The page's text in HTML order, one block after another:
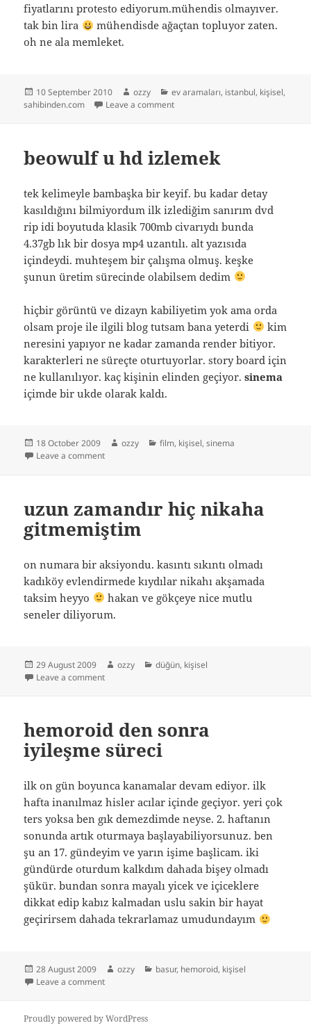
fiyatlarını protesto ediyorum.mühendis olmayıver.
tak bin lira
mühendisde ağaçtan topluyor zaten.
oh ne ala memleket.
Posted
on
10 September 2010 Author
ozzy Categories
ev aramaları, istanbul, kişisel,
sahibinden.com
Leave a commenton Günlerdir ev arıyorum
beowulf u hd izlemek
tek kelimeyle bambaşka bir keyif. bu kadar detay
kasıldığını bilmiyordum ilk izlediğim sanırım dvd
rip idi boyutuda klasik 700mb civarıydı bunda
4.37gb lık bir dosya mp4 uzantılı. alt yazısıda
içindeydi. muhteşem bir çalışma olmuş. keşke
şunun üretim sürecinde olabilsem dedim
hiçbir görüntü ve dizayn kabiliyetim yok ama orda
olsam proje ile ilgili blog tutsam bana yeterdi
kim
neresini yapıyor ne kadar zamanda render bitiyor.
karakterleri ne süreçte oturtuyorlar. story board için
ne kullanılıyor. kaç kişinin elinden geçiyor.sinema
içimde bir ukde olarak kaldı.
Posted
on
18 October 2009 Author
ozzy Categories
film, kişisel,sinema
Leave a commenton beowulf u hd izlemek
uzun zamandır hiç nikaha
gitmemiştim
on numara bir aksiyondu. kasıntı sıkıntı olmadı
kadıköy evlendirmede kıydılar nikahı akşamada
taksim heyyo
hakan ve gökçeye nice mutlu
seneler diliyorum.
Posted
on
29 August 2009 Author
ozzy Categories
düğün, kişisel
Leave a commenton uzun zamandır hiç nikaha gitmemiştim
hemoroid den sonra
iyileşme süreci
ilk on gün boyunca kanamalar devam ediyor. ilk
hafta inanılmaz hisler acılar içinde geçiyor. yeri çok
ters yoksa ben gık demezdimde neyse. 2. haftanın
sonunda artık oturmaya başlayabiliyorsunuz. ben
şu an 17. gündeyim ve yarın işime başlicam. iki
gündürde oturdum kalkdım dahada bişey olmadı
şükür. bundan sonra mayalı yicek ve içiceklere
dikkat edip kabız kalmadan uslu sakin bir hayat
geçirirsem dahada tekrarlamaz umudundayım
Posted
on
28 August 2009 Author
ozzy Categories
basur, hemoroid, kişisel
Leave a commenton hemoroid den sonra iyileşme süreci
Proudly powered by WordPress